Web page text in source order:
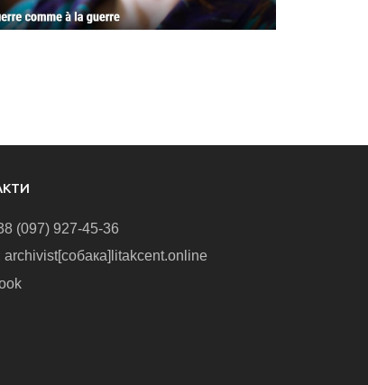
(097) 927-45-36
archivist[собака]litakcent.online